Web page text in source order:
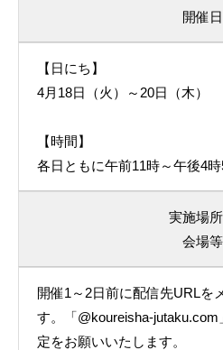
開催日
【日にち】
4月18日（火）～20日（木）
【時間】
各日ともに午前11時～午後4
実施場所
会場等
開催1～2日前に配信先URLを
す。「@koureisha-
定をお願いいたします。